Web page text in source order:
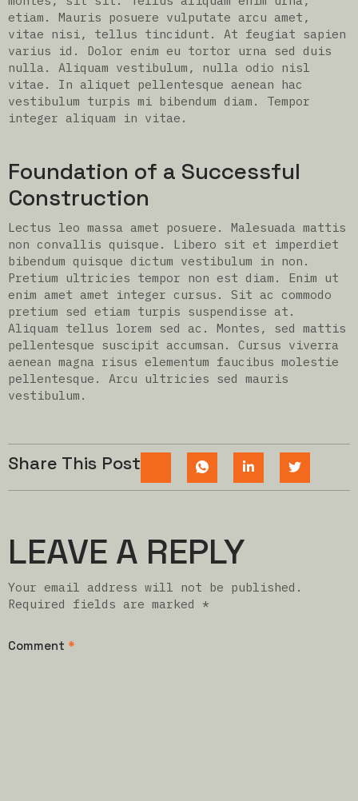
etiam. Mauris posuere vulputate arcu amet,
vitae nisi, tellus tincidunt. At feugiat sapien
varius id. Dolor enim eu tortor urna sed duis
nulla. Aliquam vestibulum, nulla odio nisl
vitae. In aliquet pellentesque aenean hac
vestibulum turpis mi bibendum diam. Tempor
integer aliquam in vitae.
Foundation of a Successful
Construction
Lectus leo massa amet posuere. Malesuada mattis
non convallis quisque. Libero sit et imperdiet
bibendum quisque dictum vestibulum in non.
Pretium ultricies tempor non est diam. Enim ut
enim amet amet integer cursus. Sit ac commodo
pretium sed etiam turpis suspendisse at.
Aliquam tellus lorem sed ac. Montes, sed mattis
pellentesque suscipit accumsan. Cursus viverra
aenean magna risus elementum faucibus molestie
pellentesque. Arcu ultricies sed mauris
vestibulum.
Share This Post
LEAVE A REPLY
Your email address will not be published.
Required fields are marked *
Comment *